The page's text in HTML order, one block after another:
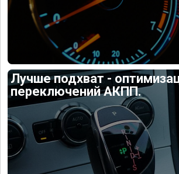
Лучше подхват -
переключений АКПП.